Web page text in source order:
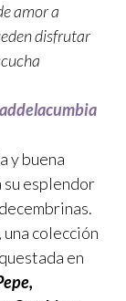
amor a
disfrutar
y buena
su esplendor
colección
en